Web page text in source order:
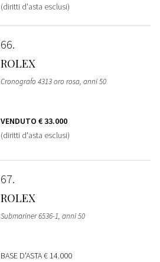
(diritti d'asta esclusi)
66
ROLEX
Cronografo 4313 oro rosa, anni 50
VENDUTO € 33.000
(diritti d'asta esclusi)
67
ROLEX
Submariner 6536-1, anni 50
BASE D'ASTA€ 14.000